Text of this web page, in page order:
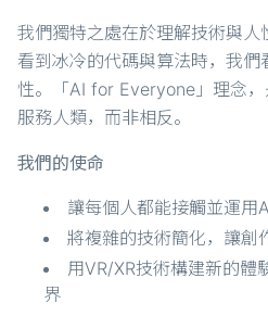
我們獨特之處在於理解技術與
看到冰冷的代碼與算法時，我
性。「AI for Everyone」理念
服務人類，而非相反。
我們的使命
讓每個人都能接觸並運用
將複雜的技術簡化，讓創
用VR/XR技術構建新的體
界